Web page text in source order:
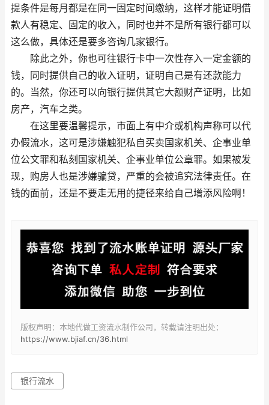
提条件是每月都是在同一固定时间缴纳，这样才能证明借
款人有稳定、固定的收入，同时也并不是所有银行都可以
这么做，具体还是要多咨询几家银行。
除此之外，你也可往银行卡中一次性存入一定金额的
钱，同时提供自己的收入证明，证明自己是有还款能力
的。当然，你还可以向银行提供其它大额财产证明，比如
房产，汽车之类。
在这里要温馨提示，市面上有中介或机构声称可以代
办假流水，这可是涉嫌触犯私自买卖国家机关、企事业单
位公文罪和私刻国家机关、企事业单位公章罪。如果被发
现，购房人也是涉嫌骗贷，严重的会被追究法律责任。在
钱的面前，还是不要走无用的捷径来给自己增添风险啊！
版权声明：本地代做工资流水制作公司，转载请注明出处：
https://www.bjiaf.cn/36.html
银行流水